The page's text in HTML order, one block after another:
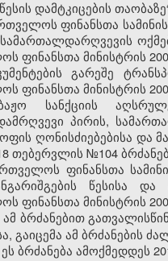
წესის დამტკიცების
ფინანსთა
სამართალდარღვევის
ფინანსთა მინისტრის
გარეშე
ფინანსთა მინისტრის
სანქციის
პირის,
ღონისძიებებისა და
თებერვლის №104
ფინანსთა
ანგარიშგების წესისა
ფინანსთა მინისტრის
ამ ბრძანებით
გაიცემა ამ ბრძანების
ეს ბრძანება ამოქმედდეს